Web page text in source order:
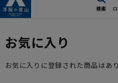
検索
お気に入り
お気に入りに登録された商品はあ